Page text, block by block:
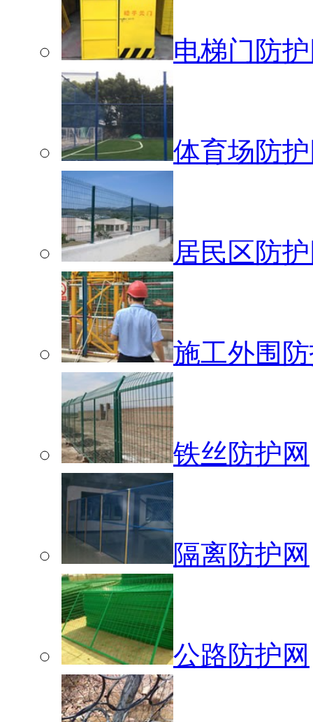
电梯门防
体育场防
居民区防
施工外围
铁丝防护网
隔离防护网
公路防护网